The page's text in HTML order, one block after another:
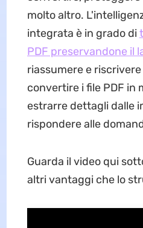
molto altro.
integrata è in grado di
PDF preservandone il
riassumere e
convertire i file PDF in
estrarre dettagli dalle
rispondere alle
Guarda il video qui
altri vantaggi che lo